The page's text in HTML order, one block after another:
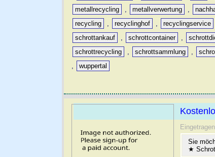
metallrecycling
, metallverwertung ,
recycling
, recyclinghof , recyclingservice
schrottankauf
, schrottcontainer ,
schrottrecycling
, schrottsammlung ,
,
wuppertal
Sie
★